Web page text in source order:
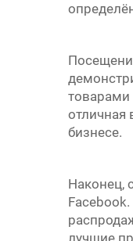
товарами
отличная
бизнесе.
Наконец,